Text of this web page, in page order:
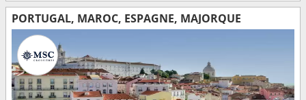
PORTUGAL, MAROC, ESPAGNE, MAJORQUE